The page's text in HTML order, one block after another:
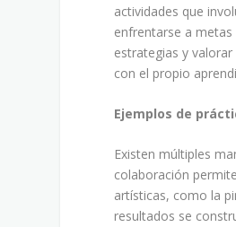
actividades que
enfrentarse a
estrategias y
con el propio
Ejemplos de
Existen múltiples
colaboración
artísticas, como la
resultados se